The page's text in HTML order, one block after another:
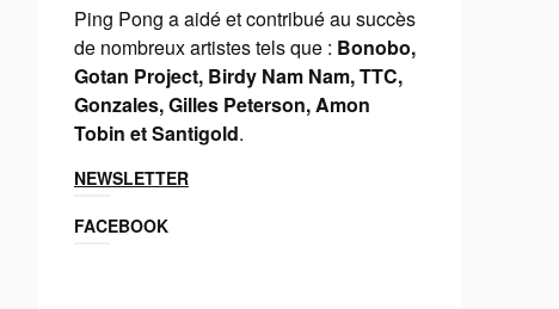
Ping Pong a aidé et contribué au succès
de nombreux artistes tels que : Bonobo,
Gotan Project, Birdy Nam Nam, TTC,
Gonzales, Gilles Peterson, Amon
Tobin et Santigold.
NEWSLETTER
FACEBOOK